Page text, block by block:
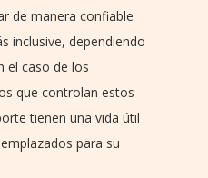
de manera confiable
inclusive, dependiendo
el caso de los
que controlan estos
tienen una vida útil
para su